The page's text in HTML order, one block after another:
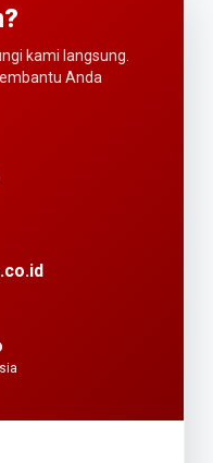
kami langsung.
Anda